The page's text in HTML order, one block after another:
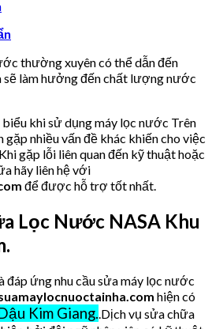
thường xuyên có thể dẫn đến
sẽ làm hưởng đến chất lượng nước
khi sử dụng máy lọc nước Trên
nhiều vấn đề khác khiến cho việc
gặp lỗi liên quan đến kỹ thuật hoặc
hãy liên hệ với
để được hỗ trợ tốt nhất.
Lọc Nước NASA Khu
đáp ứng nhu cầu sửa máy lọc nước
hiện có
Kim Giang. .Dịch vụ sửa chữa